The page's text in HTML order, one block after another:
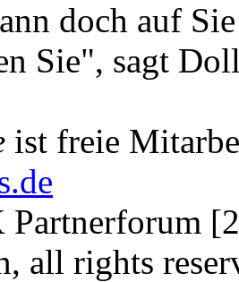
doch auf
Sie", sagt
ist freie
Partnerforum
all rights